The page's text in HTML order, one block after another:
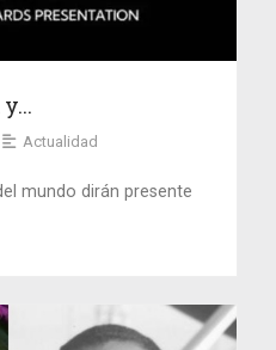
Actualidad
mundo dirán presente